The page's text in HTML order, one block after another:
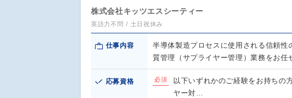
株式会社キッツエスシーティー
英語力不問 土日祝休み
仕事内容
半導体製造プロセスに使用される信頼
質管理（サプライヤー管理）業務をお任
応募資格 必須
以下いずれかのご経験をお持ちの
ヤー対…